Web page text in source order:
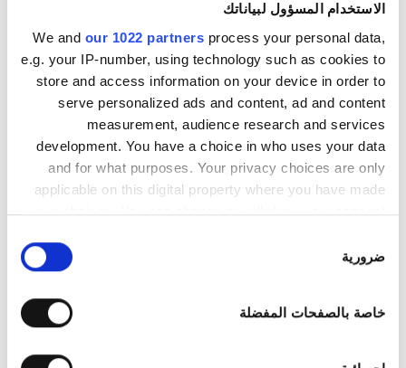
الاستخدام المسؤول لبياناتك
We and our 1022 partners process your personal data,
e.g. your IP-number, using technology such as cookies to
store and access information on your device in order to
serve personalized ads and content, ad and content
measurement, audience research and services
development. You have a choice in who uses your data
and for what purposes. Your privacy choices are only
applicable on this digital property where you have made
your choices. You can change or withdraw your consent
the Privacy trigger icon.
Collect information about your geographical
الموافقة
ضرورية
خاصة بالصفحات المفضلة
السعر
0 – 100 يورو
100 – 200 يورو
200 – 300 يورو
أكثر من 300 يورو
المناوبات
الصباح
International Dialysis Clinic DIAL
سوسة, تونس
٤٫٢١ كم من مركز المدينة
المرطبات شبكة واي فاي مجانيّة
شاشات تلفزيون
انتقالات مجانية
انتظار سيارات مجانيّ
غسيل الدم ١٨٠ €
حجز مبدئي